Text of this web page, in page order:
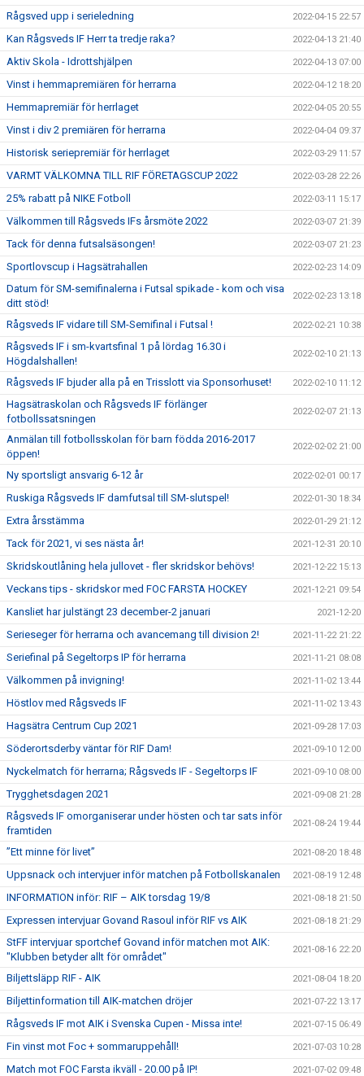
Rågsved upp i serieledning 2022-04-15 22:57
Kan Rågsveds IF Herr ta tredje raka? 2022-04-13 21:40
Aktiv Skola - Idrottshjälpen 2022-04-13 07:00
Vinst i hemmapremiären för herrarna 2022-04-12 18:20
Hemmapremiär för herrlaget 2022-04-05 20:55
Vinst i div 2 premiären för herrarna 2022-04-04 09:37
Historisk seriepremiär för herrlaget 2022-03-29 11:57
VARMT VÄLKOMNA TILL RIF FÖRETAGSCUP 2022 2022-03-28 22:26
25% rabatt på NIKE Fotboll 2022-03-11 15:17
Välkommen till Rågsveds IFs årsmöte 2022 2022-03-07 21:39
Tack för denna futsalsäsongen! 2022-03-07 21:23
Sportlovscup i Hagsätrahallen 2022-02-23 14:09
Datum för SM-semifinalerna i Futsal spikade - kom och visa
ditt stöd!
2022-02-23 13:18
Rågsveds IF vidare till SM-Semifinal i Futsal ! 2022-02-21 10:38
Rågsveds IF i sm-kvartsfinal 1 på lördag 16.30 i
Högdalshallen!
2022-02-10 21:13
Rågsveds IF bjuder alla på en Trisslott via Sponsorhuset! 2022-02-10 11:12
Hagsätraskolan och Rågsveds IF förlänger
fotbollssatsningen
2022-02-07 21:13
Anmälan till fotbollsskolan för barn födda 2016-2017
öppen!
2022-02-02 21:00
Ny sportsligt ansvarig 6-12 år 2022-02-01 00:17
Ruskiga Rågsveds IF damfutsal till SM-slutspel! 2022-01-30 18:34
Extra årsstämma 2022-01-29 21:12
Tack för 2021, vi ses nästa år! 2021-12-31 20:10
Skridskoutlåning hela jullovet - fler skridskor behövs! 2021-12-22 15:13
Veckans tips - skridskor med FOC FARSTA HOCKEY 2021-12-21 09:54
Kansliet har julstängt 23 december-2 januari 2021-12-20
Serieseger för herrarna och avancemang till division 2! 2021-11-22 21:22
Seriefinal på Segeltorps IP för herrarna 2021-11-21 08:08
Välkommen på invigning! 2021-11-02 13:44
Höstlov med Rågsveds IF 2021-11-02 13:43
Hagsätra Centrum Cup 2021 2021-09-28 17:03
Söderortsderby väntar för RIF Dam! 2021-09-10 12:00
Nyckelmatch för herrarna; Rågsveds IF - Segeltorps IF 2021-09-10 08:00
Trygghetsdagen 2021 2021-09-08 21:28
Rågsveds IF omorganiserar under hösten och tar sats inför
framtiden
2021-08-24 19:44
”Ett minne för livet” 2021-08-20 18:48
Uppsnack och intervjuer inför matchen på Fotbollskanalen 2021-08-19 12:48
INFORMATION inför: RIF – AIK torsdag 19/8 2021-08-18 21:50
Expressen intervjuar Govand Rasoul inför RIF vs AIK 2021-08-18 21:29
StFF intervjuar sportchef Govand inför matchen mot AIK:
"Klubben betyder allt för området"
2021-08-16 22:20
Biljettsläpp RIF - AIK 2021-08-04 18:20
Biljettinformation till AIK-matchen dröjer 2021-07-22 13:17
Rågsveds IF mot AIK i Svenska Cupen - Missa inte! 2021-07-15 06:49
Fin vinst mot Foc + sommaruppehåll! 2021-07-03 10:28
Match mot FOC Farsta ikväll - 20.00 på IP! 2021-07-02 09:48